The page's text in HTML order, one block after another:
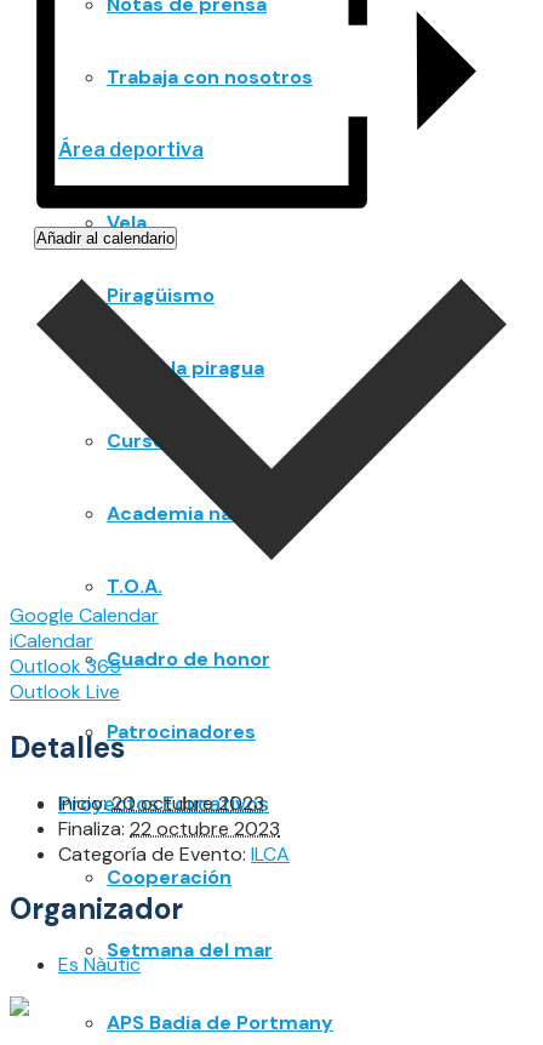
Trabaja con nosotros
Área deportiva
Vela
Piragüismo
Día de la piragua
Cursos
Academia náutica
T.O.A.
Cuadro de honor
Patrocinadores
Proyectos Educativos
Cooperación
Setmana del mar
APS Badia de Portmany
Añadir al calendario
Google Calendar
iCalendar
Outlook 365
Outlook Live
Detalles
Inicio:20 octubre 2023
Finaliza: 22 octubre 2023
Categoría de Evento: ILCA
Organizador
Es Nàutic